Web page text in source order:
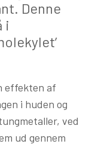
Denne
i
effekten af
i huden og
ved
ud gennem